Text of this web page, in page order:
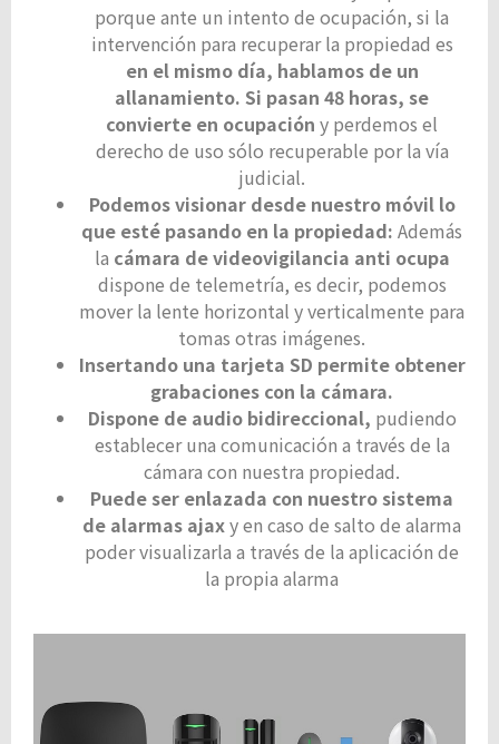
porque ante un intento de ocupación, si la
intervención para recuperar la propiedad es
en el mismo día, hablamos de un
allanamiento. Si pasan 48 horas, se
convierte en ocupación y perdemos el
derecho de uso sólo recuperable por la vía
judicial.
Podemos visionar desde nuestro móvil lo
que esté pasando en la propiedad: Además
la cámara de videovigilancia anti ocupa
dispone de telemetría, es decir, podemos
mover la lente horizontal y verticalmente para
tomas otras imágenes.
Insertando una tarjeta SD permite obtener
grabaciones con la cámara.
Dispone de audio bidireccional, pudiendo
establecer una comunicación a través de la
cámara con nuestra propiedad.
Puede ser enlazada con nuestro sistema
de alarmas ajaxy en caso de salto de alarma
poder visualizarla a través de la aplicación de
la propia alarma